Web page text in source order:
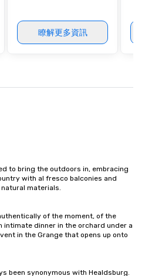
package upgrade is
provides guests a
a typical sit-down
down at each venue
way to do so. Large Groups Welcome
Lip Smacking Foodie
groups from as few
瞭解更多資訊
to bring the outdoors in, embracing
with al fresco balconies and
materials.
of the moment, of the
intimate dinner in the orchard under a
in the Grange that opens up onto
been synonymous with Healdsburg.